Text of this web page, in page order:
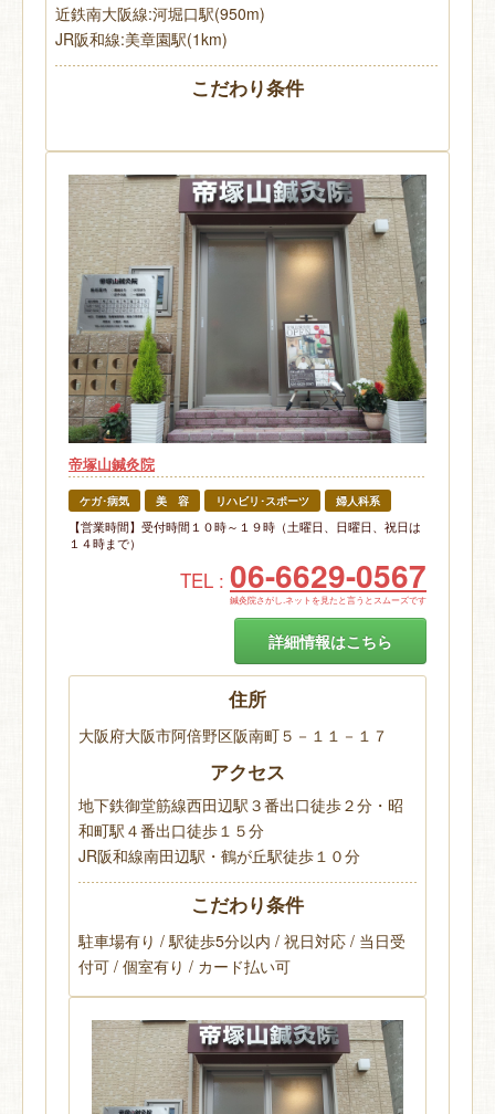
近鉄南大阪線:河堀口駅(950m)
JR阪和線:美章園駅(1km)
こだわり条件
帝塚山鍼灸院
ケガ･病気 美 容 リハビリ･スポーツ 婦人科系
【営業時間】受付時間１０時～１９時（土曜日、日曜日、祝日は
１４時まで）
TEL : 06-6629-0567
鍼灸院さがし.ネットを見たと言うとスムーズです
詳細情報はこちら
住所
大阪府大阪市阿倍野区阪南町５－１１－１７
アクセス
地下鉄御堂筋線西田辺駅３番出口徒歩２分・昭
和町駅４番出口徒歩１５分
JR阪和線南田辺駅・鶴が丘駅徒歩１０分
こだわり条件
駐車場有り / 駅徒歩5分以内 / 祝日対応 / 当日受
付可 / 個室有り / カード払い可